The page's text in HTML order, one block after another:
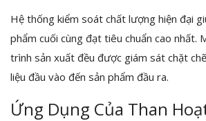
Hệ thống kiểm soát chất lượng hiện đại
phẩm cuối cùng đạt tiêu chuẩn cao nhất.
trình sản xuất đều được giám sát chặt
liệu đầu vào đến sản phẩm đầu ra.
Ứng Dụng Của Than